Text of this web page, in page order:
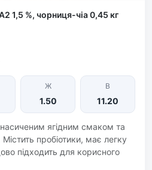
1,5 %, чорниця-чіа 0,45 кг
Ж
1.50
В
11.20
насиченим ягідним смаком та
пробіотики, має легку
підходить для корисного